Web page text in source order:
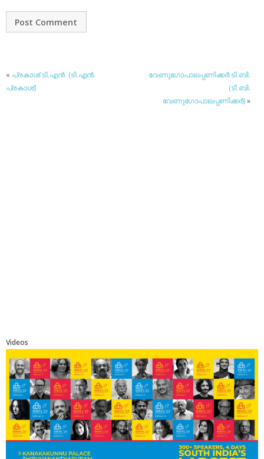
« പ്രകാശ് ടി.എന്‍. (ടി.എന്‍.
പ്രകാശ്)
വേണുഗോപാലപ്പണിക്കര്‍ ടി.ബി.
(ടി.ബി.
വേണുഗോപാലപ്പണിക്കര്‍)»
Videos